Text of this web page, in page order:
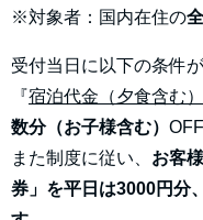
※対象者：国内在住の
受付当日に以下の条件
『宿泊代金（夕食含む
数分（お子様含む）
また制度に従い、 お客
券」を平日は3000円分